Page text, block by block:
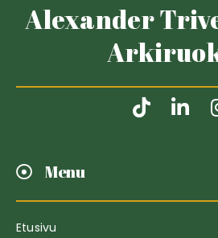
Alexander
Menu
Etusivu